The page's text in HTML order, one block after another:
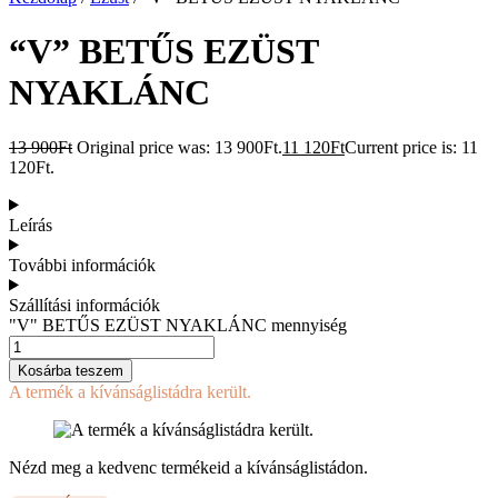
“V” BETŰS EZÜST
NYAKLÁNC
13 900Ft Original price was: 13 900Ft.11 120FtCurrent price is: 11
120Ft.
Leírás
További információk
Szállítási információk
"V" BETŰS EZÜST NYAKLÁNC mennyiség
Kosárba teszem
A termék a kívánságlistádra került.
Nézd meg a kedvenc termékeid a kívánságlistádon.